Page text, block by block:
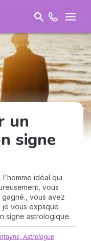
un
signe
idéal qui
vous
vous avez
je vous explique
signe astrologique.
Astrologue